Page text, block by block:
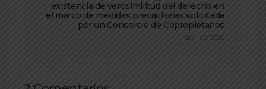
existencia de verosimilitud del derecho en
el marco de medidas precautorias solicitada
por un Consorcio de Copropietarios
abril 23, 2020